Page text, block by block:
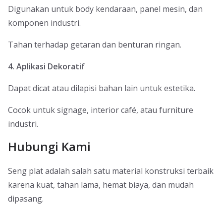
Digunakan untuk body kendaraan, panel mesin, dan
komponen industri.
Tahan terhadap getaran dan benturan ringan.
4. Aplikasi Dekoratif
Dapat dicat atau dilapisi bahan lain untuk estetika.
Cocok untuk signage, interior café, atau furniture
industri.
Hubungi Kami
Seng plat adalah salah satu material konstruksi terbaik
karena kuat, tahan lama, hemat biaya, dan mudah
dipasang.